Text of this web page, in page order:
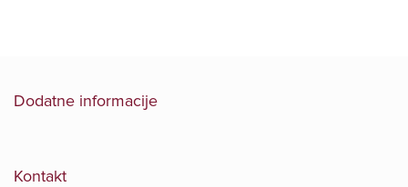
Dodatne informacije
Kontakt